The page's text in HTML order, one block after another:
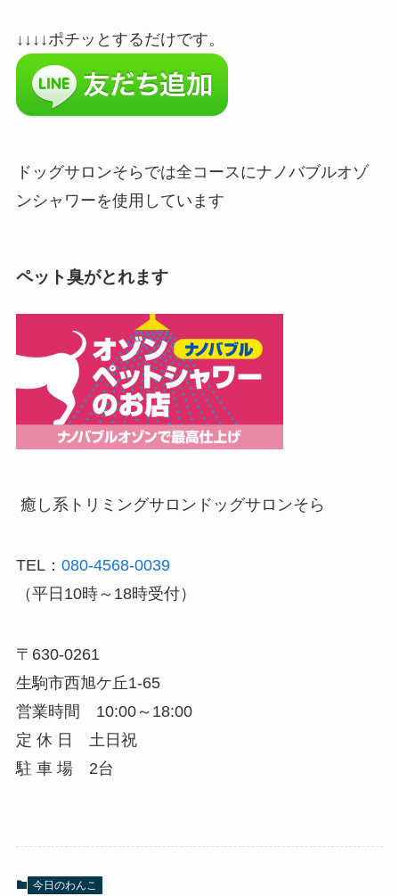
↓↓↓↓ポチッとするだけです。
ドッグサロンそらでは全コースにナノバブルオゾ
ンシャワーを使用しています
ペット臭がとれます
癒し系トリミングサロン ドッグサロンそら
TEL： 080-4568-0039
（平日10時～18時受付）
〒630-0261
生駒市西旭ケ丘1-65
営業時間 10:00～18:00
定 休 日 土日祝
駐 車 場 2台
今日のわんこ